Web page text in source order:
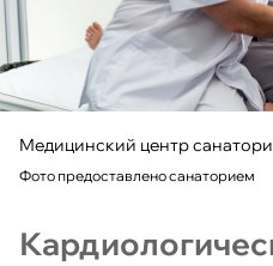
Медицинский центр
Фото предоставлено санаторием